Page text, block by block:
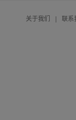
关于我们 | 联系